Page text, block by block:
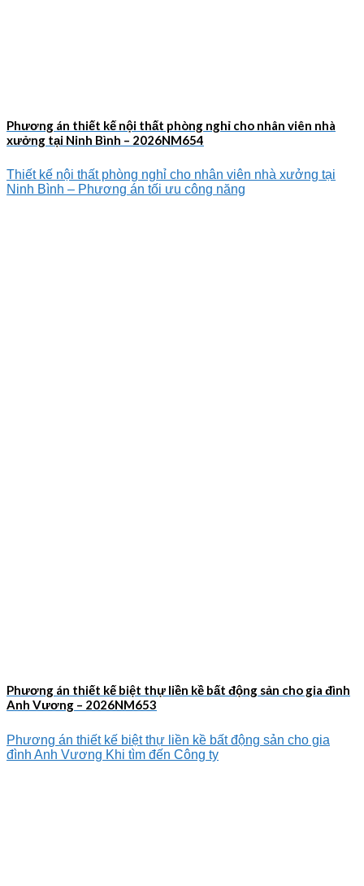
Phương án thiết kế nội thất phòng nghỉ cho nhân viên nhà
xưởng tại Ninh Bình – 2026NM654
Thiết kế nội thất phòng nghỉ cho nhân viên nhà xưởng tại
Ninh Bình – Phương án tối ưu công năng
Phương án thiết kế biệt thự liền kề bất động sản cho gia đình
Anh Vương – 2026NM653
Phương án thiết kế biệt thự liền kề bất động sản cho gia
đình Anh Vương Khi tìm đến Công ty